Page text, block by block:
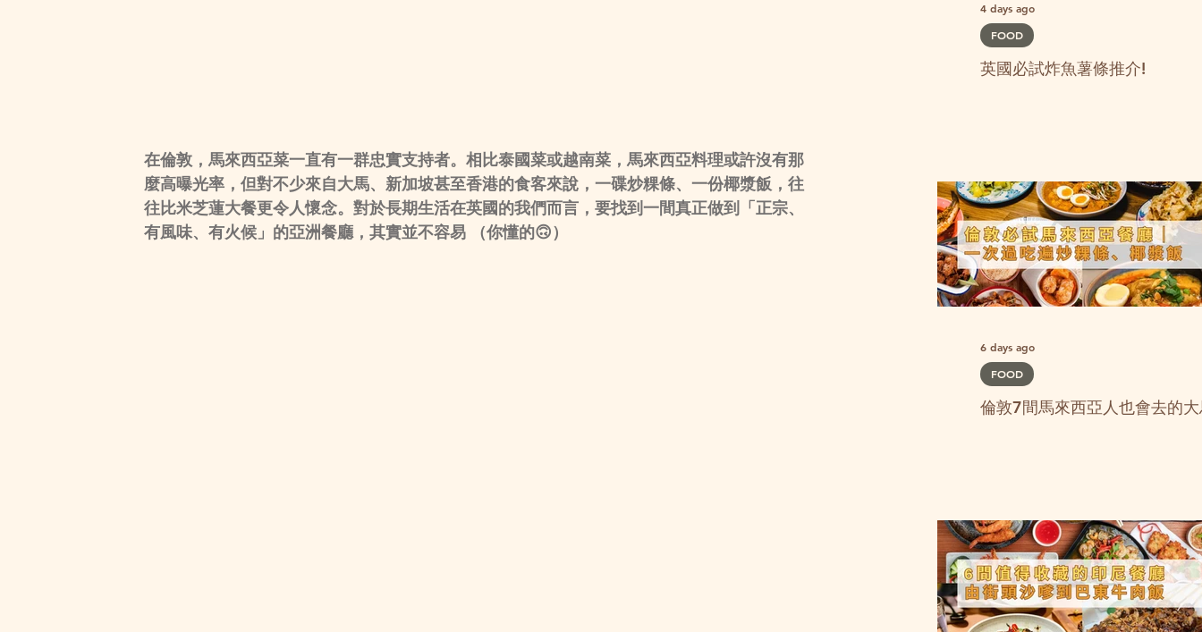
在倫敦，馬來西亞菜一直有一群忠實支持者。相比泰國菜或越南菜，馬來西亞料理或許沒有那
麼高曝光率，但對不少來自大馬、新加坡甚至香港的食客來說，一碟炒粿條、一份椰漿飯，往
往比米芝蓮大餐更令人懷念。對於長期生活在英國的我們而言，要找到一間真正做到「正宗、
有風味、有火候」的亞洲餐廳，其實並不容易 （你懂的🙃）
英國必試炸魚薯條推介!
FOOD
4 days ago
倫敦7間馬來西亞人也會去的
FOOD
6 days ago